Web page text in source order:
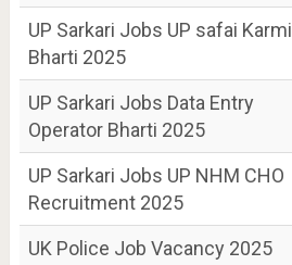
UP Sarkari Jobs UP safai Karmi
Bharti 2025
UP Sarkari Jobs Data Entry
Operator Bharti 2025
UP Sarkari Jobs UP NHM CHO
Recruitment 2025
UK Police Job Vacancy 2025